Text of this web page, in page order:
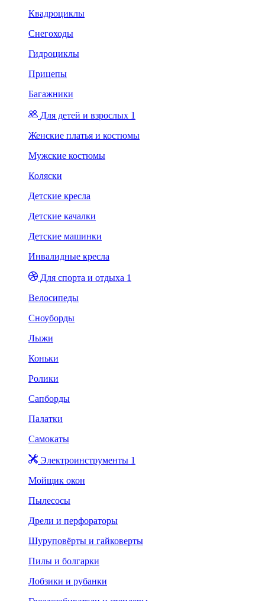
Квадроциклы
Снегоходы
Гидроциклы
Прицепы
Багажники
Для детей и взрослых 1
Женские платья и костюмы
Мужские костюмы
Коляски
Детские кресла
Детские качалки
Детские машинки
Инвалидные кресла
Для спорта и отдыха 1
Велосипеды
Сноуборды
Лыжи
Коньки
Ролики
Сапборды
Палатки
Самокаты
Электроинструменты 1
Мойщик окон
Пылесосы
Дрели и перфораторы
Шуруповёрты и гайковерты
Пилы и болгарки
Лобзики и рубанки